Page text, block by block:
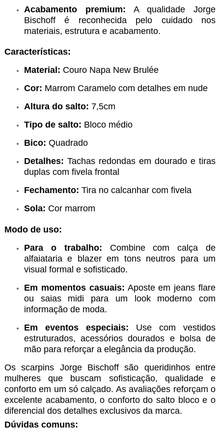
Acabamento premium: A qualidade Jorge
Bischoff é reconhecida pelo cuidado nos
materiais, estrutura e acabamento.
Características:
Material: Couro Napa New Brulée
Cor: Marrom Caramelo com detalhes em nude
Altura do salto: 7,5cm
Tipo de salto: Bloco médio
Bico: Quadrado
Detalhes: Tachas redondas em dourado e tiras
duplas com fivela frontal
Fechamento: Tira no calcanhar com fivela
Sola: Cor marrom
Modo de uso:
Para o trabalho: Combine com calça de
alfaiataria e blazer em tons neutros para um
visual formal e sofisticado.
Em momentos casuais: Aposte em jeans flare
ou saias midi para um look moderno com
informação de moda.
Em eventos especiais: Use com vestidos
estruturados, acessórios dourados e bolsa de
mão para reforçar a elegância da produção.
Os scarpins Jorge Bischoff são queridinhos entre
mulheres que buscam sofisticação, qualidade e
conforto em um só calçado. As avaliações reforçam o
excelente acabamento, o conforto do salto bloco e o
diferencial dos detalhes exclusivos da marca.
Dúvidas comuns: